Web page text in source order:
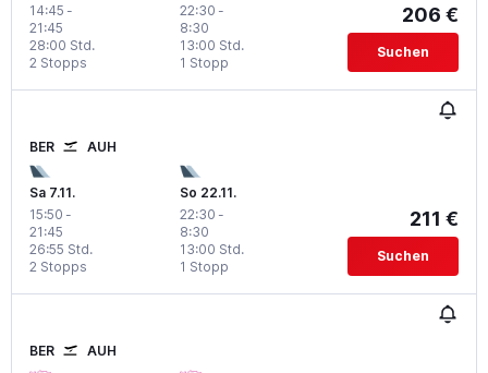
14:45 -
21:45
2 Stopps
28:00 Std.
22:30 -
8:30
1 Stopp
13:00 Std.
206 €
Suchen
BER AUH
Sa 7.11.
15:50 -
21:45
2 Stopps
26:55 Std.
So 22.11.
22:30 -
8:30
1 Stopp
13:00 Std.
211 €
Suchen
BER AUH